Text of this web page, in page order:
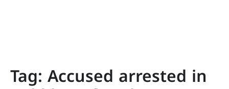
Tag: Accused arrested in